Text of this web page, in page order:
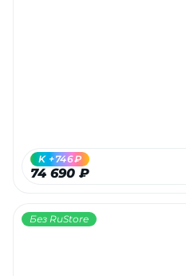
74 690 ₽
K +746₽
Без RuStore